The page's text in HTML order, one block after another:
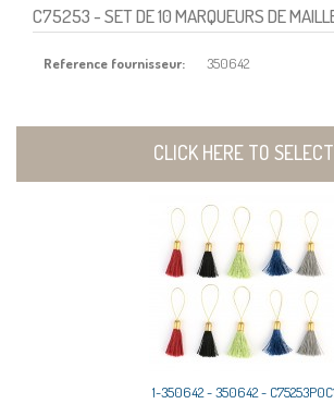
C75253- SET DE 10 MARQUEURS DE
Reference fournisseur: 350642
CLICK HERE TO SELECT
1-350642 - 350642 - C75253P0C1